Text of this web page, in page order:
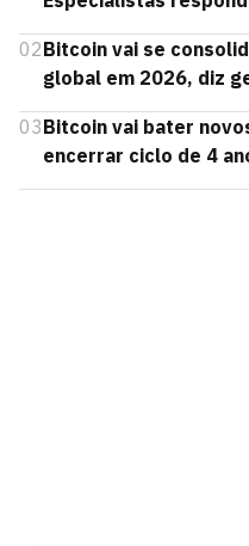
02Bitcoin vai se
global em 2026, diz
03Bitcoin vai bater
encerrar ciclo de 4